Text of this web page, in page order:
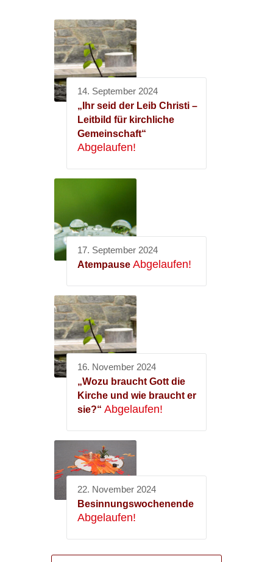
14. September 2024
„Ihr seid der Leib Christi –
Leitbild für kirchliche
Gemeinschaft“
Abgelaufen!
17. September 2024
Atempause Abgelaufen!
16. November 2024
„Wozu braucht Gott die
Kirche und wie braucht er
sie?“ Abgelaufen!
22. November 2024
Besinnungswochenende
Abgelaufen!